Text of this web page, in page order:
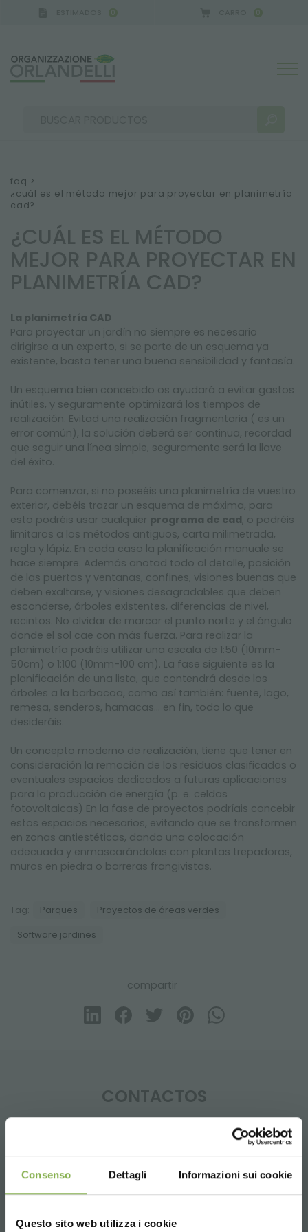
Consenso Dettagli Informazioni sui cookie
Questo sito web utilizza i cookie
0 0
RESULTADOS DE LA BÚSQUEDA:
MÁS RESULTADOS PARA USTED:
faq >
¿cuál es el método mejor para proyectar en planimetría
cad?
¿CUÁL ES EL MÉTODO
MEJOR PARA PROYECTAR EN
PLANIMETRÍA CAD?
La planimetría CAD
Para proyectar un jardín no siempre es necesario
dirigirse a un experto, si se parte de un esquema ya
existente, basta tener una buena sensibilidad y fantasía.
Un esquema bien concebido os ayudará a evitar gastos
inútiles, y seguramente optimizará los tiempos de
realización. Evitad una realización fragmentaria ( es un
error común), la solución deberá ser continua, recordad
que seguir una línea simple, seguramente será la llave
del éxito.
Para comenzar, si no poseéis una planimetría de vuestro
exterior, debéis trazar un esquema de máxima, para
esto podréis usar cualquier programa de cad, o podréis
limitaros a los métodos antiguos, carta milimetrada,
regla y lápiz. En cada caso la planificación manuale se
hace siempre. Además anotad todo al detalle, posición
de las puertas y ventanas, confines, visiones buenas que
deben exaltarse, y visiones desagradables que deben
esconderse, árboles existentes, diferencias de nivel,
recintos. No olvidar de marcar el punto norte y el ángulo
donde el sol cae con más fuerza. Para realizar la
planimetría podréis utilizar una escala de 1:50 (10mm-
50cm) o 1:100 (10mm-100 cm). La fase siguiente es la
planificación de una lista, que contendrá desde los
árboles a la barbacoa, como así también: fuente, lago,
remesa, senderos, hamacas… en fin, todo lo que
desideráis.
Un concepto moderno de realización, tiene que tener en
consideración la remoción de los residuos clasificados o
eventuales espacios dedicados a futuras aplicaciones
para la producción de energía (p. e. celdas
fotovoltaicas) En la fase de proyectos podríais concebir
estos espacios necesarios, evitando que se transformen
en zonas antiestéticas, dando una colocación
adecuada y enmascarándolas con plantas trepadoras,
muros en piedra o barreras frangivistas.
Tag: Parques Proyectos de áreas verdes
Software jardines
compartir
CONTACTOS
+39 3457719939